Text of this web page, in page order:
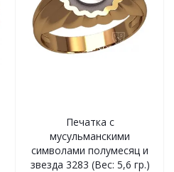
Печатка с
мусульманскими
символами полумесяц и
звезда 3283 (Вес: 5,6 гр.)